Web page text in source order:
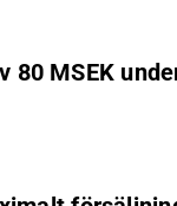
MSEK